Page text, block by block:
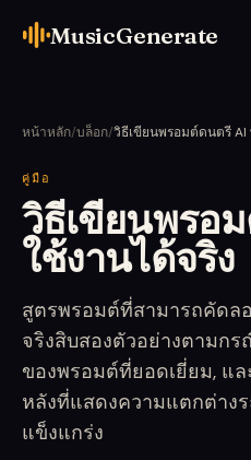
MusicGenerate
หน้าหลัก/บล็อก/วิธีเขียนพรอมต์ดนตรี AI
คู่มือ
วิธีเขียนพรอ
ใช้งานได้จริง
สูตรพรอมต์ที่สามารถคัดล
จริงสิบสองตัวอย่างตามกร
ของพรอมต์ที่ยอดเยี่ยม, แ
หลังที่แสดงความแตกต่าง
แข็งแกร่ง